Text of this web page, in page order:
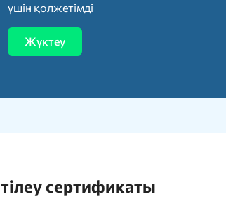
үшін қолжетімді
Жүктеу
сертификаты